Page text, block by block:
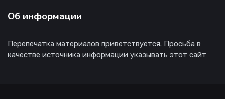
Об информации
Перепечатка материалов приветствуется. Просьба в
качестве источника информации указывать этот сайт